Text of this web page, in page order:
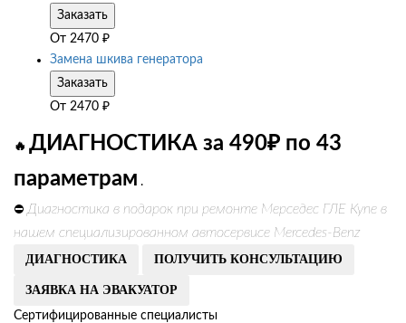
Заказать
От 2470 ₽
Замена шкива генератора
Заказать
От 2470 ₽
🔥 ДИАГНОСТИКА за 490₽ по 43
параметрам .
⛔ Диагностика в подарок при ремонте Мерседес ГЛЕ Купе в
нашем специализированном автосервисе Mercedes-Benz
ДИАГНОСТИКА ПОЛУЧИТЬ КОНСУЛЬТАЦИЮ
ЗАЯВКА НА ЭВАКУАТОР
Сертифицированные специалисты